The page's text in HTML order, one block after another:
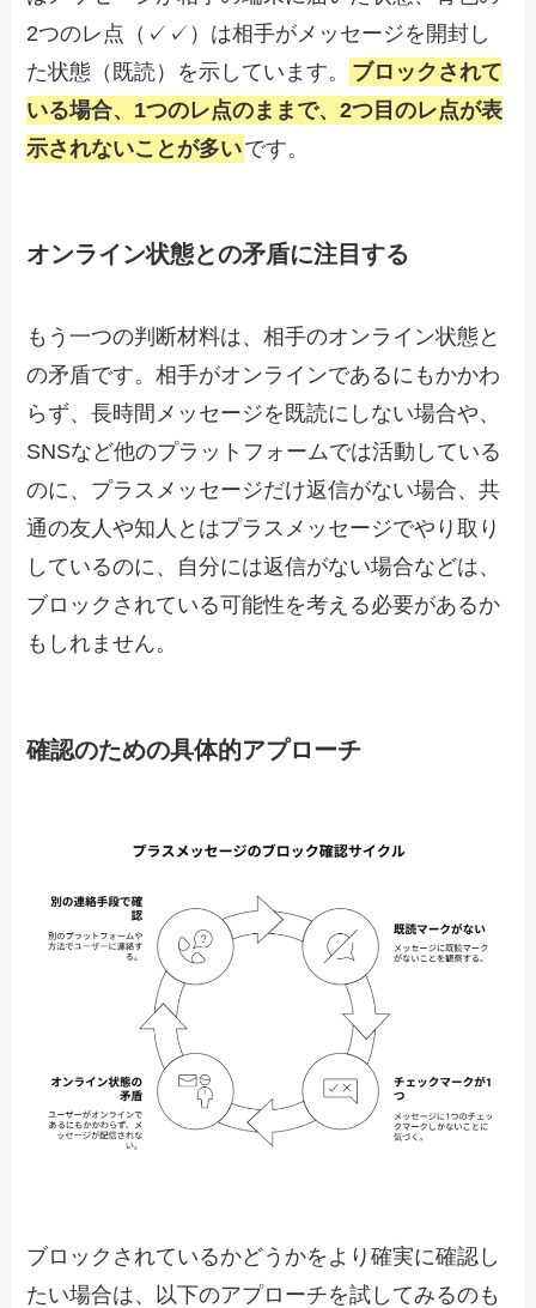
2つのレ点（✓✓）は相手がメッセージを開封し
た状態（既読）を示しています。
ブロックされて
いる場合、1つのレ点のままで、2つ目のレ点が表
示されないことが多いです。
オンライン状態との矛盾に注目する
もう一つの判断材料は、相手のオンライン状態と
の矛盾です。相手がオンラインであるにもかかわ
らず、長時間メッセージを既読にしない場合や、
SNSなど他のプラットフォームでは活動している
のに、プラスメッセージだけ返信がない場合、共
通の友人や知人とはプラスメッセージでやり取り
しているのに、自分には返信がない場合などは、
ブロックされている可能性を考える必要があるか
もしれません。
確認のための具体的アプローチ
ブロックされているかどうかをより確実に確認し
たい場合は、以下のアプローチを試してみるのも